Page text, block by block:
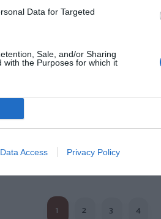
Data for Targeted
Sale, and/or Sharing
the Purposes for which it
Data Access Privacy Policy
leggins Hippie
Espirales
4,79 € 15,95 €
[PASN40 ]
Camisa
1 2 3 4